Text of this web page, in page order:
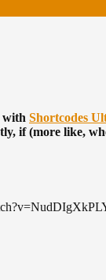
with Shortcodes
if (more like,